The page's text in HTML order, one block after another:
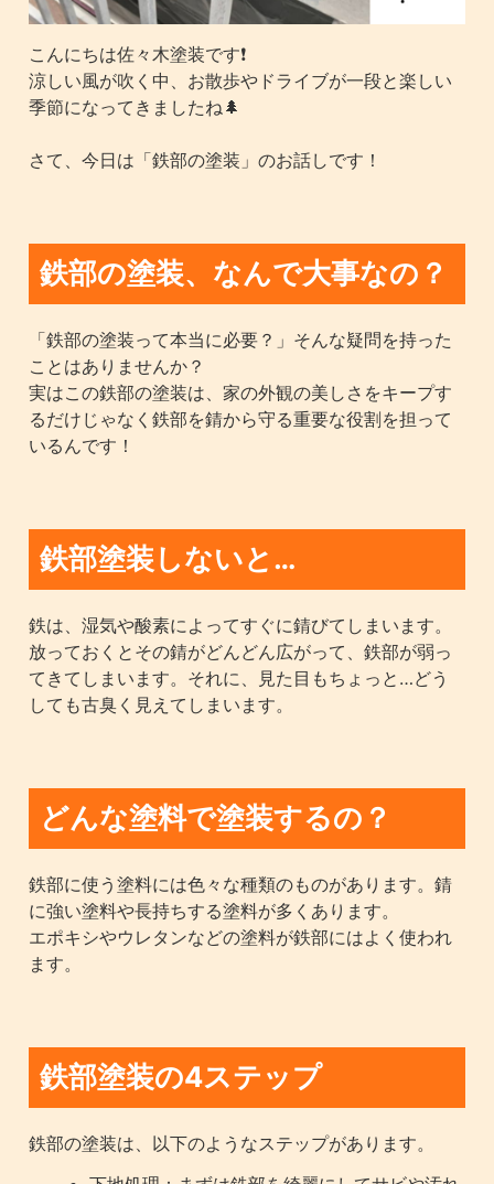
こんにちは佐々木塗装です❗️
涼しい風が吹く中、お散歩やドライブが一段と楽しい
季節になってきましたね🌲
さて、今日は「鉄部の塗装」のお話しです！
鉄部の塗装、なんで大事なの？
「鉄部の塗装って本当に必要？」そんな疑問を持った
ことはありませんか？
実はこの鉄部の塗装は、家の外観の美しさをキープす
るだけじゃなく鉄部を錆から守る重要な役割を担って
いるんです！
鉄部塗装しないと…
鉄は、湿気や酸素によってすぐに錆びてしまいます。
放っておくとその錆がどんどん広がって、鉄部が弱っ
てきてしまいます。それに、見た目もちょっと…どう
しても古臭く見えてしまいます。
どんな塗料で塗装するの？
鉄部に使う塗料には色々な種類のものがあります。錆
に強い塗料や長持ちする塗料が多くあります。
エポキシやウレタンなどの塗料が鉄部にはよく使われ
ます。
鉄部塗装の4ステップ
鉄部の塗装は、以下のようなステップがあります。